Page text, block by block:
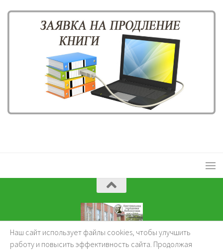
KuzBibliok © 2026.
Наш сайт использует файлы cookies, чтобы улучшить
работу и повысить эффективность сайта. Продолжая